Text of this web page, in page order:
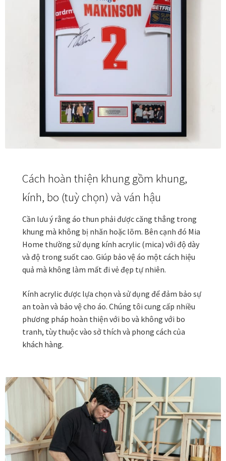
Đóng khung tranh canvas – tranh sơn dầu
Đóng khung tranh đính đá
poster, bản vẽ tay
Đóng khung tranh sơn mài
Giỏ hàng
Giới Thiệu Mia Home
Homepage Test
In tranh treo tường theo yêu cầu
In ảnh theo yêu cầu
In tranh canvas theo yêu cầu
in tranh mica
Khung ảnh
Khung ảnh cưới
Cách hoàn thiện khung gồm khung,
kính, bo (tuỳ chọn) và ván hậu
Cần lưu ý rằng áo thun phải được căng thẳng trong
khung mà không bị nhăn hoặc lõm. Bên cạnh đó Mia
Home thường sử dụng kính acrylic (mica) với độ dày
và độ trong suốt cao. Giúp bảo vệ áo một cách hiệu
quả mà không làm mất đi vẻ đẹp tự nhiên.
Kính acrylic được lựa chọn và sử dụng để đảm bảo sự
an toàn và bảo vệ cho áo. Chúng tôi cung cấp nhiều
phương pháp hoàn thiện với bo và không với bo
tranh, tùy thuộc vào sở thích và phong cách của
khách hàng.